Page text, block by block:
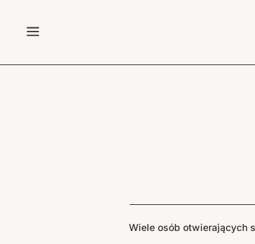
a
Wiele osób otwierających